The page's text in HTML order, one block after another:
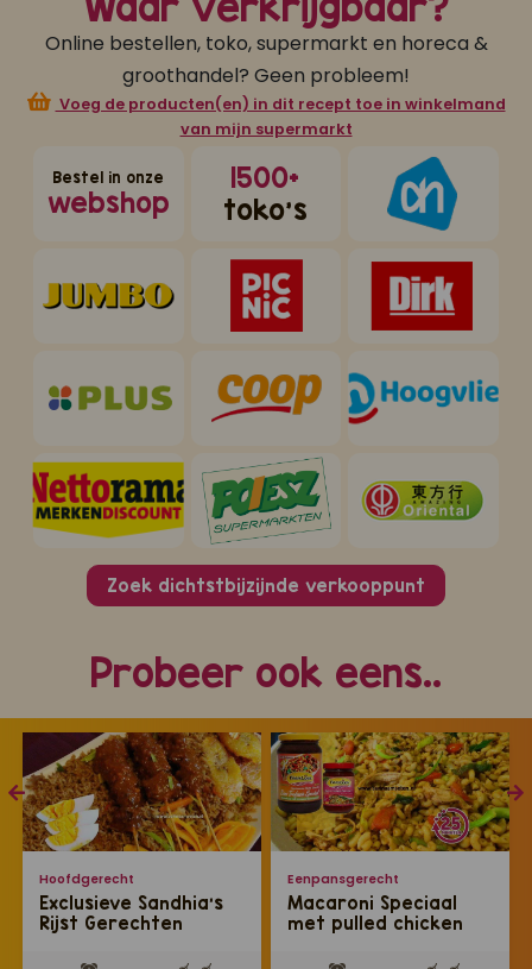
Online bestellen, toko, supermarkt en horeca &
groothandel? Geen probleem!
Voeg de producten(en) in dit recept toe in winkelmand
van mijn supermarkt
Bestel in onze
webshop
1500+
toko's
Zoek dichtstbijzijnde verkooppunt
Probeer ook eens..
Hoofdgerecht
Exclusieve Sandhia's
Rijst Gerechten
Eenpansgerecht
Macaroni Speciaal
met pulled chicken